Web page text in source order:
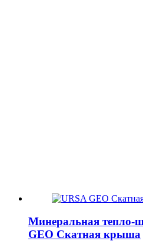
Минеральная тепло-
GEO Скатная крыша